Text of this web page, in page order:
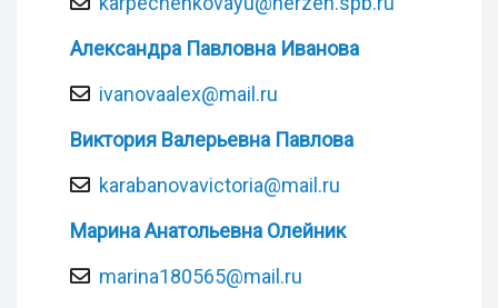
Александра Павловна Иванова
ivanovaalex@mail.ru
Виктория Валерьевна Павлова
karabanovavictoria@mail.ru
Марина Анатольевна Олейник
marina180565@mail.ru